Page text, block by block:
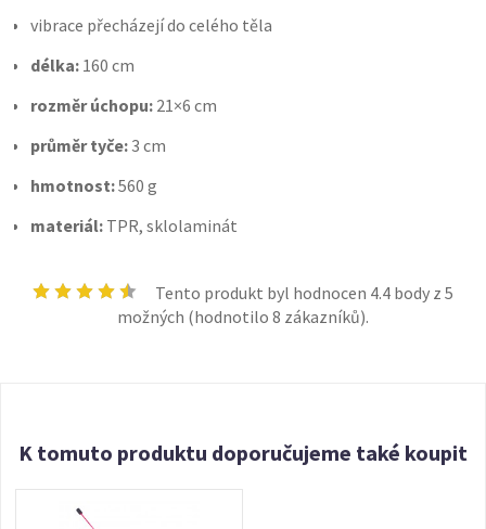
vibrace přecházejí do celého těla
délka: 160 cm
rozměr úchopu: 21×6 cm
průměr tyče:3 cm
hmotnost:560 g
materiál: TPR, sklolaminát
Tento produkt byl hodnocen 4.4body z 5
možných (hodnotilo 8 zákazníků).
K tomuto produktu doporučujeme také koupit